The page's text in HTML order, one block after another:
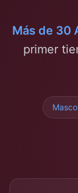
Más de 30
primer